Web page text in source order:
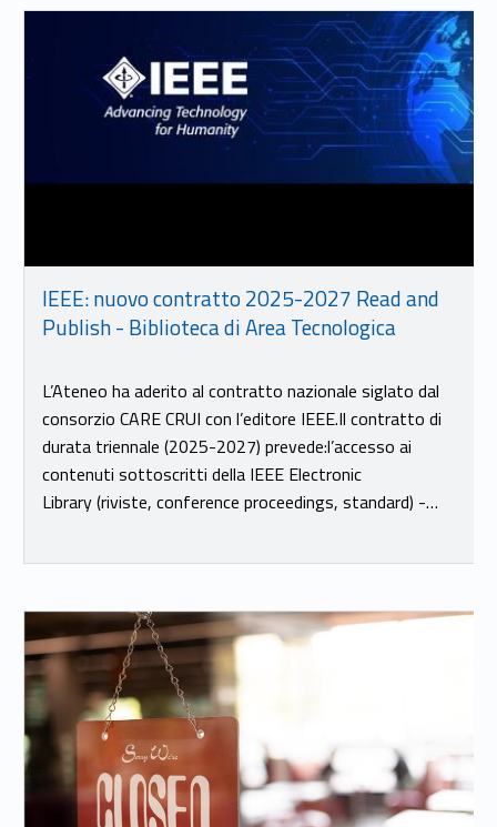
Link identifier #identifier__87618-21
IEEE: nuovo contratto 2025-2027 Read and
Publish - Biblioteca di Area Tecnologica
L’Ateneo ha aderito al contratto nazionale siglato dal
consorzio CARE CRUI con l’editore IEEE.Il contratto di
durata triennale (2025-2027) prevede:l’accesso ai
contenuti sottoscritti della IEEE Electronic
Library (riviste, conference proceedings, standard) -…
Link identifier #identifier__7941-22